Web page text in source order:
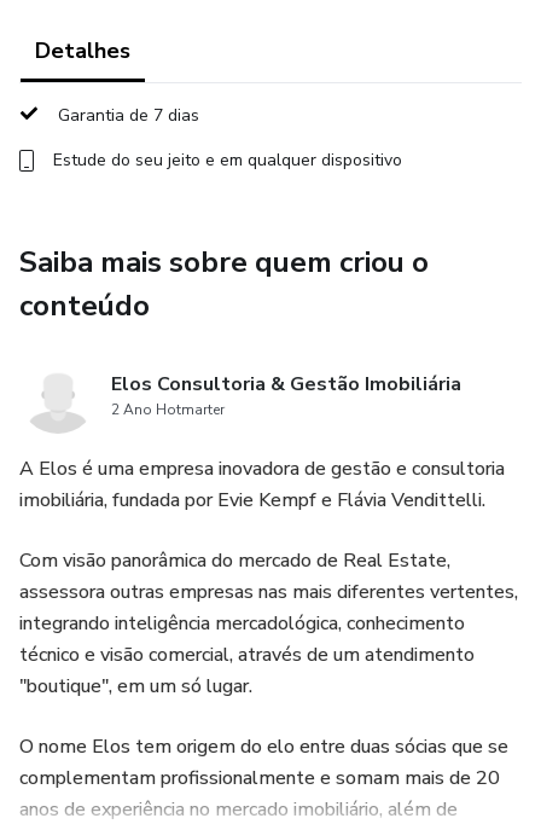
ao final de cada encontro, permitindo um aprendizado
completo e aprimoramento profissional acompanhados por
duas especialistas na área de Real Estate.
O curso vai ensinar o passo a passo de toda a trajetória
para profissionais já inseridos, mas que desejam aprofundar
conhecimentos e alavancar seus resultados.
aulas gravadas durante 12 meses, você terá acesso aos
principais modelos de documentos relacionados à rotina de
Se você quer se destacar no mercado imobiliário e se
a Formação Completa em Real Estate é o curso ideal para
você.
Não perca a oportunidade de aprender com quem
realmente domina o assunto e tenha uma carreira de
Real Estate muda histórias!
Detalhes
Garantia de 7 dias
Estude do seu jeito e em qualquer dispositivo
Saiba mais sobre quem criou o
conteúdo
Elos Consultoria & Gestão Imobiliária
2 Ano Hotmarter
A Elos é uma empresa inovadora de gestão e consultoria
imobiliária, fundada por Evie Kempf e Flávia Vendittelli.
Com visão panorâmica do mercado de Real Estate,
assessora outras empresas nas mais diferentes vertentes,
integrando inteligência mercadológica, conhecimento
técnico e visão comercial, através de um atendimento
"boutique", em um só lugar.
O nome Elos tem origem do elo entre duas sócias que se
complementam profissionalmente e somam mais de 20
anos de experiência no mercado imobiliário, além de